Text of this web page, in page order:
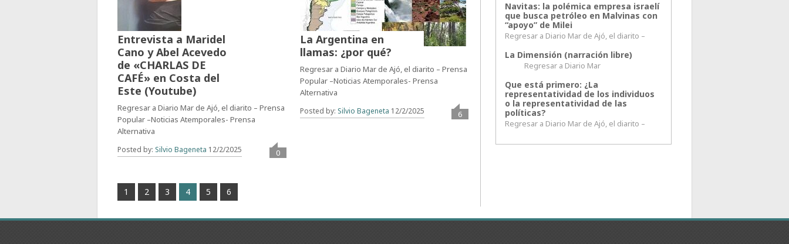
Entrevista a Maridel
Cano y Abel Acevedo
de «CHARLAS DE
CAFÉ» en Costa del
Este (Youtube)
Regresar a Diario Mar de Ajó, el diarito – Prensa
Popular –Noticias Atemporales- Prensa
Alternativa
Posted by: Silvio Bageneta 12/2/2025 0
La Argentina en
llamas: ¿por qué?
Regresar a Diario Mar de Ajó, el diarito – Prensa
Popular –Noticias Atemporales- Prensa
Alternativa
Posted by: Silvio Bageneta 12/2/2025 6
1 2 3 4 5 6
Navitas: la polémica empresa israelí
que busca petróleo en Malvinas con
“apoyo” de Milei
Regresar a Diario Mar de Ajó, el diarito –
La Dimensión (narración libre)
Regresar a Diario Mar
Que está primero: ¿La
representatividad de los individuos
o la representatividad de las
políticas?
Regresar a Diario Mar de Ajó, el diarito –